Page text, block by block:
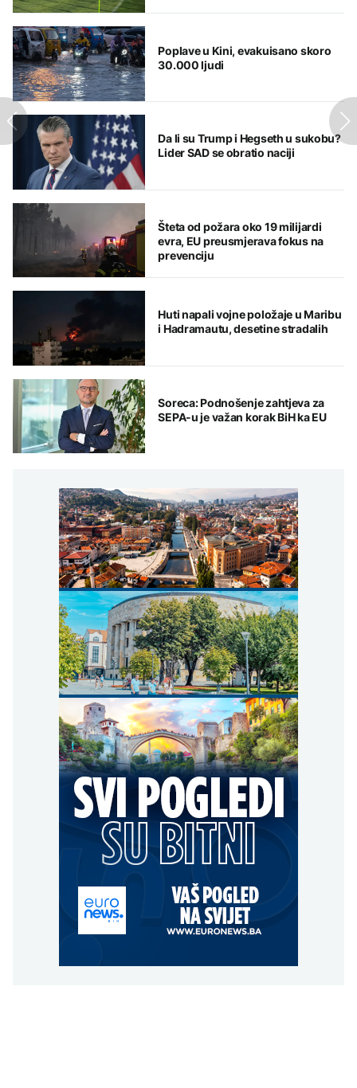
Poplave u Kini, evakuisano skoro
30.000 ljudi
Da li su Trump i Hegseth u sukobu?
Lider SAD se obratio naciji
Šteta od požara oko 19 milijardi
evra, EU preusmjerava fokus na
prevenciju
Huti napali vojne položaje u Maribu
i Hadramautu, desetine stradalih
Soreca: Podnošenje zahtjeva za
SEPA-u je važan korak BiH ka EU